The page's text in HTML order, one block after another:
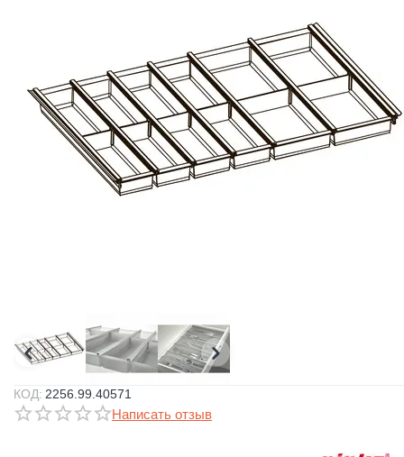
КОД: 2256.99.40571
Написать отзыв